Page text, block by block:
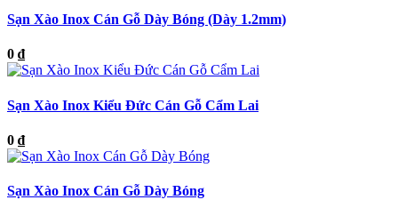
Sạn Xào Inox Cán Gỗ Dày Bóng (Dày 1.2mm)
0 ₫
Sạn Xào Inox Kiểu Đức Cán Gỗ Cẩm Lai
0 ₫
Sạn Xào Inox Cán Gỗ Dày Bóng